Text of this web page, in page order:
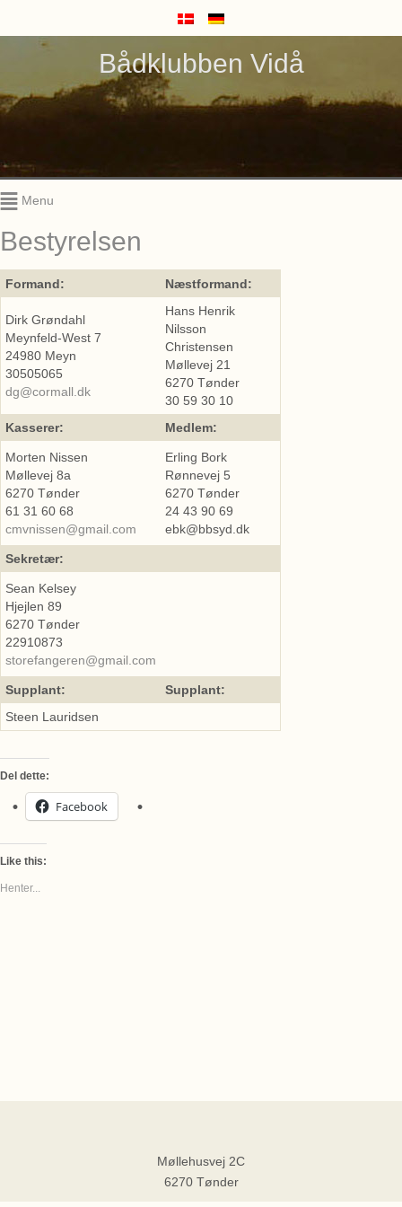
Bådklubben Vidå
Menu
Bestyrelsen
Formand: Næstformand:
Dirk Grøndahl
Meynfeld-West 7
24980 Meyn
30505065
dg@cormall.dk
Hans Henrik
Nilsson
Christensen
Møllevej 21
6270 Tønder
30 59 30 10
Kasserer:
Medlem:
Morten Nissen
Møllevej 8a
6270 Tønder
61 31 60 68
cmvnissen@gmail.com
Erling Bork
Rønnevej 5
6270 Tønder
24 43 90 69
ebk@bbsyd.dk
Sekretær:
Sean Kelsey
Hjejlen 89
6270 Tønder
22910873
storefangeren@gmail.com
Supplant:
Supplant:
Steen Lauridsen
Del dette:
Facebook
Like this:
Henter...
Møllehusvej 2C
6270 Tønder